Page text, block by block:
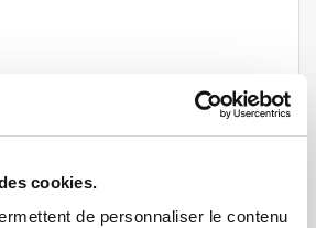
cookies.
de personnaliser le contenu